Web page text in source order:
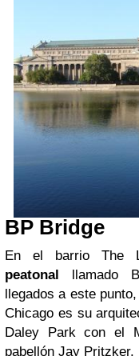
BP Bridge
En el barrio The
peatonal llamado
llegados a este
Chicago es su
Daley Park con el
pabellón Jay Pritzker.